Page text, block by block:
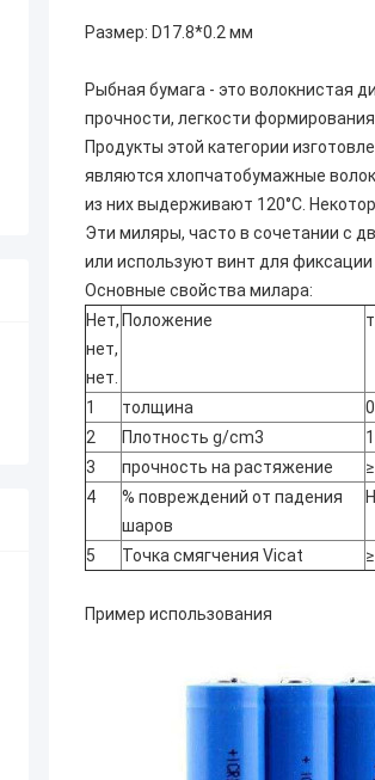
Размер: D17.8*0.2 мм
Рыбная бумага - это волокнистая
прочности, легкости
Продукты этой категории
являются хлопчатобумажные
из них выдерживают 120°C.
Эти миляры, часто в сочетании с
или используют винт для
Основные свойства милара:
Нет,
нет,
нет.
Положение
1 толщина
2
Плотность g/cm3
3
прочность на растяжение
4
% повреждений от падения
шаров
5 Точка смягчения Vicat
Пример использования